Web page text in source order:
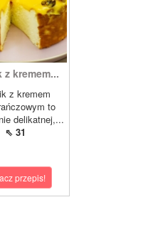
z kremem...
z kremem
to
delikatnej,...
⇖ 31
przepis!